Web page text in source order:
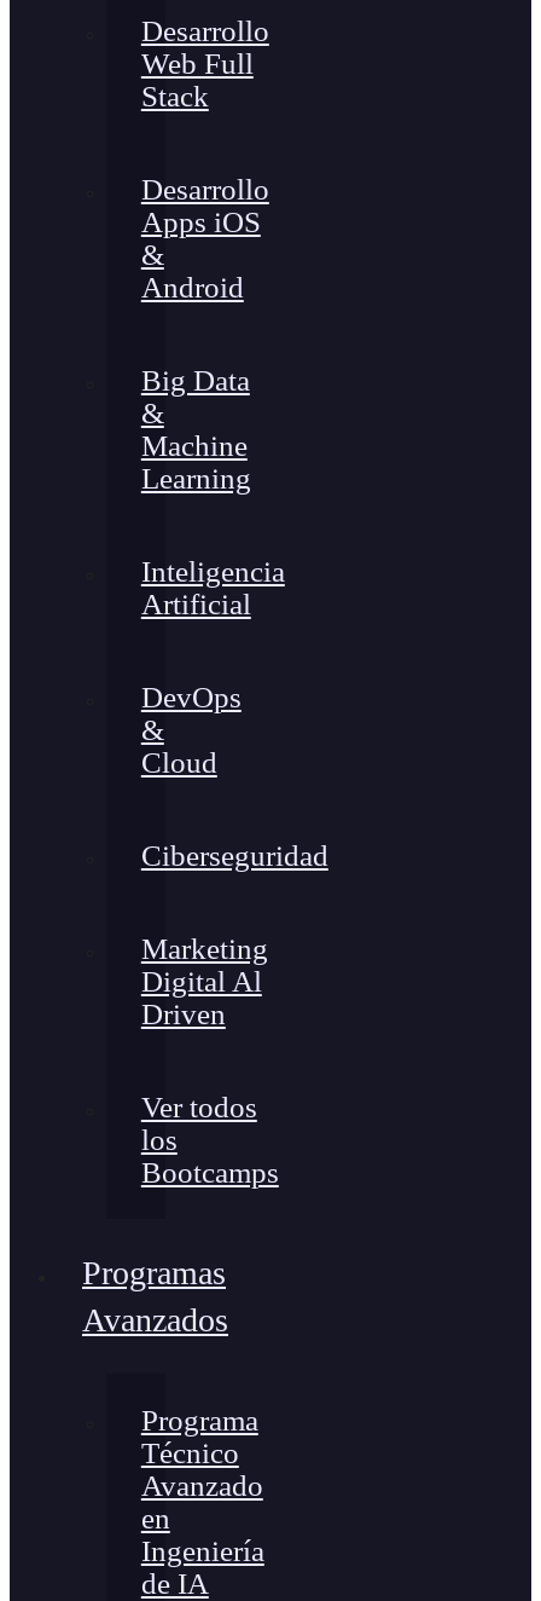
Desarrollo
Web Full
Stack
Desarrollo
Apps iOS
&
Android
Big Data
&
Machine
Learning
Inteligencia
Artificial
DevOps
&
Cloud
Ciberseguridad
Marketing
Digital Al
Driven
Ver todos
los
Bootcamps
Programas
Avanzados
Programa
Técnico
Avanzado
en
Ingeniería
de IA